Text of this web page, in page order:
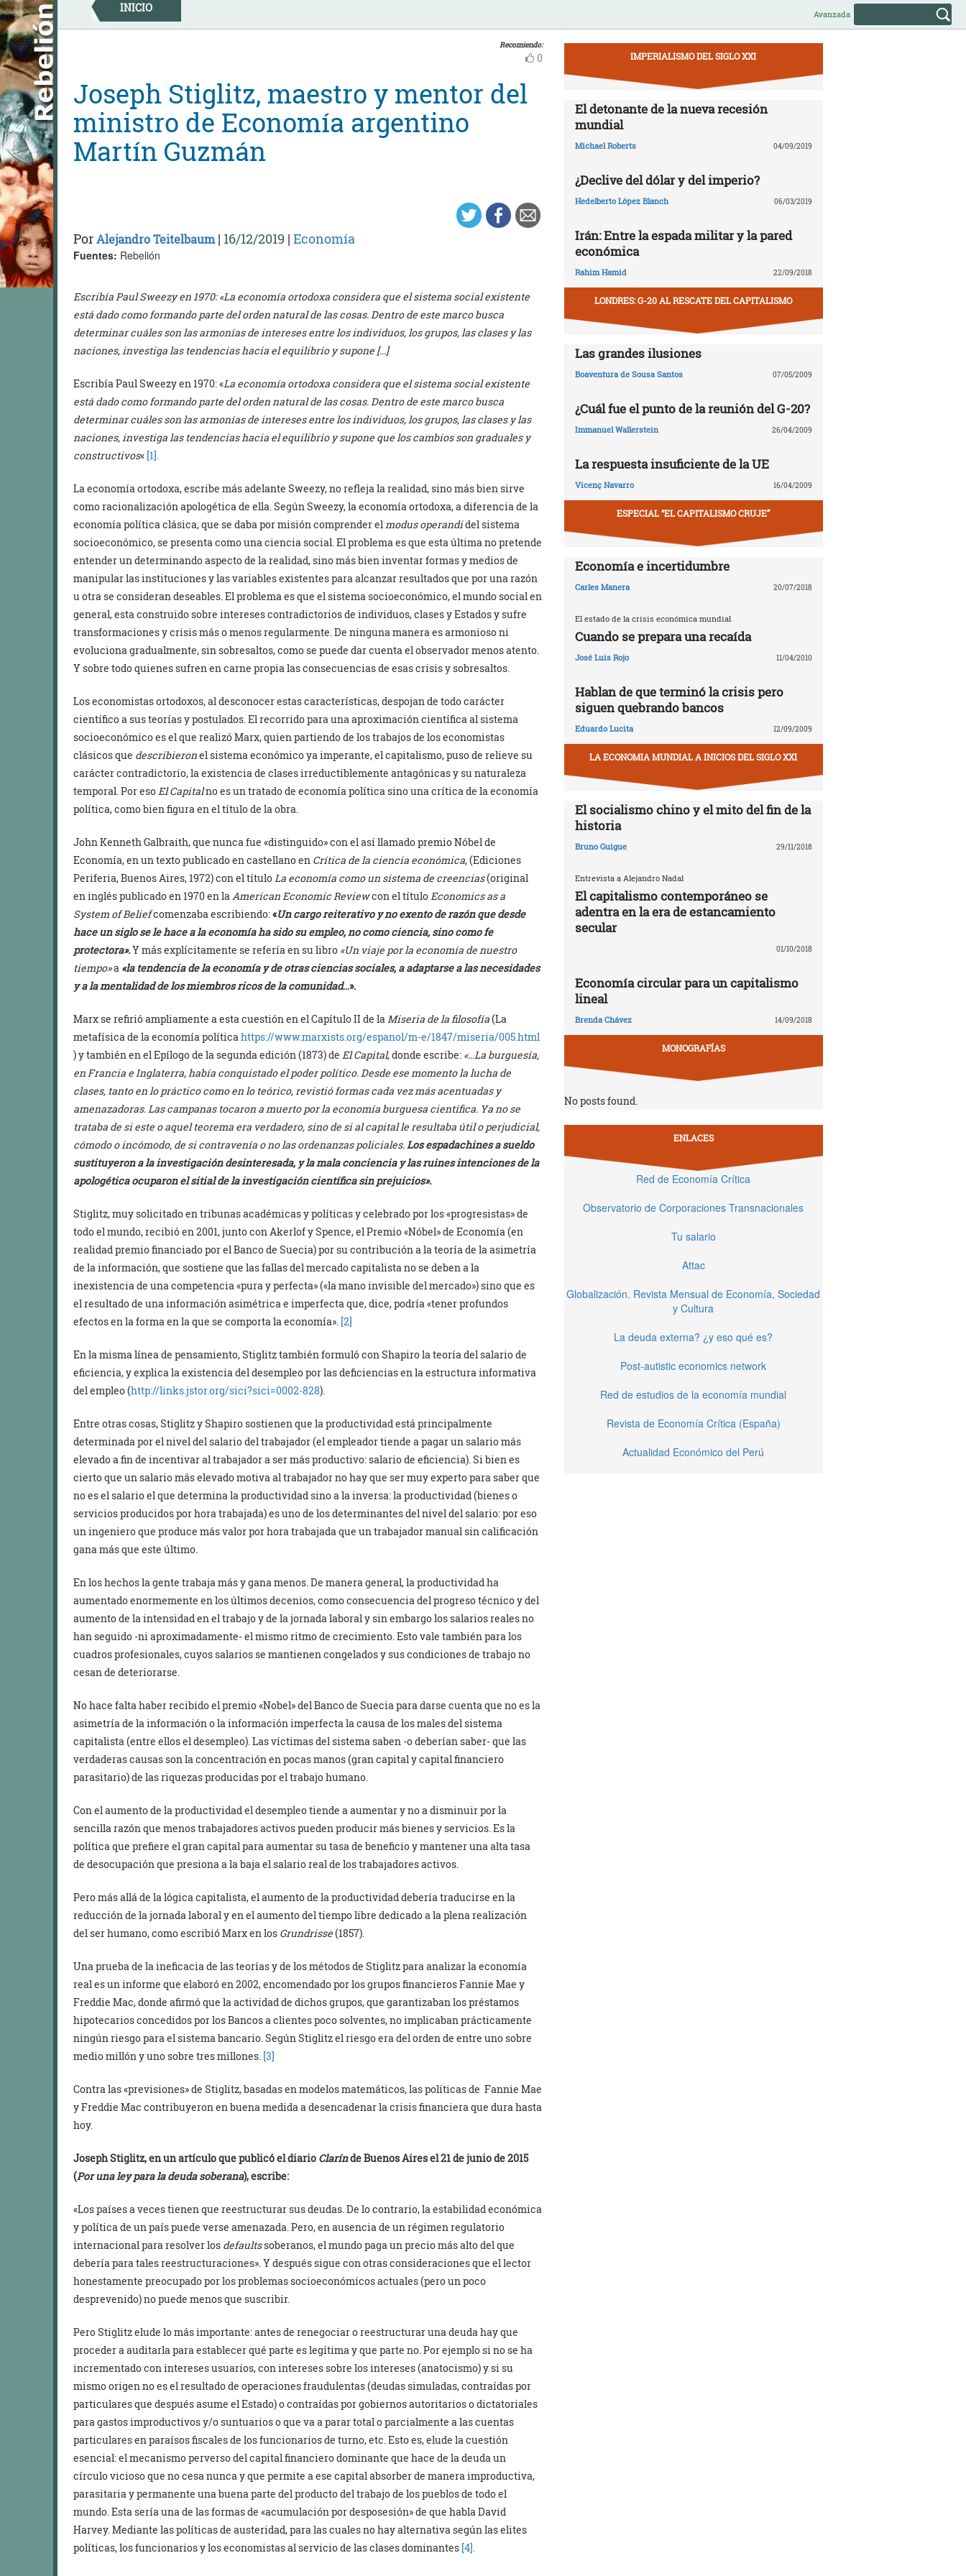
Skip
to
content
INICIO Avanzada
Recomiendo:
0
Joseph Stiglitz, maestro y mentor del
ministro de Economía argentino
Martín Guzmán
PorAlejandro Teitelbaum| 16/12/2019 | Economía
Fuentes: Rebelión
Escribía Paul Sweezy en 1970: «La economía ortodoxa considera que el sistema social existente
está dado como formando parte del orden natural de las cosas. Dentro de este marco busca
determinar cuáles son las armonías de intereses entre los individuos, los grupos, las clases y las
naciones, investiga las tendencias hacia el equilibrio y supone […]
Escribía Paul Sweezy en 1970: «La economía ortodoxa considera que el sistema social existente
está dado como formando parte del orden natural de las cosas. Dentro de este marco busca
determinar cuáles son las armonías de intereses entre los individuos, los grupos, las clases y las
naciones, investiga las tendencias hacia el equilibrio y supone que los cambios son graduales y
constructivos« [1].
La economía ortodoxa, escribe más adelante Sweezy, no refleja la realidad, sino más bien sirve
como racionalización apologética de ella. Según Sweezy, la economía ortodoxa, a diferencia de la
economía política clásica, que se daba por misión comprender elmodus operandidel sistema
socioeconómico, se presenta como una ciencia social. El problema es que esta última no pretende
entender un determinando aspecto de la realidad, sino más bien inventar formas y medios de
manipular las instituciones y las variables existentes para alcanzar resultados que por una razón
u otra se consideran deseables. El problema es que el sistema socioeconómico, el mundo social en
general, esta construido sobre intereses contradictorios de individuos, clases y Estados y sufre
transformaciones y crisis más o menos regularmente. De ninguna manera es armonioso ni
evoluciona gradualmente, sin sobresaltos, como se puede dar cuenta el observador menos atento.
Y sobre todo quienes sufren en carne propia las consecuencias de esas crisis y sobresaltos.
Los economistas ortodoxos, al desconocer estas características, despojan de todo carácter
científico a sus teorías y postulados. El recorrido para una aproximación científica al sistema
socioeconómico es el que realizó Marx, quien partiendo de los trabajos de los economistas
clásicos que describieronel sistema económico ya imperante, el capitalismo, puso de relieve su
carácter contradictorio, la existencia de clases irreductiblemente antagónicas y su naturaleza
temporal. Por esoEl Capitalno es un tratado de economía política sino una crítica de la economía
política, como bien figura en el título de la obra.
John Kenneth Galbraith, que nunca fue «distinguido» con el así llamado premio Nóbel de
Economía, en un texto publicado en castellano en Crítica de la ciencia económica, (Ediciones
Periferia, Buenos Aires, 1972) con el títuloLa economía como un sistema de creencias(original
en inglés publicado en 1970 en laAmerican Economic Reviewcon el títuloEconomics as a
System of Beliefcomenzaba escribiendo:«Un cargo reiterativo y no exento de razón que desde
hace un siglo se le hace a la economía ha sido su empleo, no como ciencia, sino como fe
protectora».Y más explícitamente se refería en su libro «Un viaje por la economía de nuestro
tiempo»a «la tendencia de la economía y de otras ciencias sociales, a adaptarse a las necesidades
y a la mentalidad de los miembros ricos de la comunidad…».
Marx se refirió ampliamente a esta cuestión en el Capítulo II de laMiseria de la filosofía(La
metafísica de la economía políticahttps://www.marxists.org/espanol/m-e/1847/miseria/005.html
) y también en el Epílogo de la segunda edición (1873) de El Capital, donde escribe: «…La burguesía,
en Francia e Inglaterra, había conquistado el poder político. Desde ese momento la lucha de
clases, tanto en lo práctico como en lo teórico, revistió formas cada vez más acentuadas y
amenazadoras. Las campanas tocaron a muerto por la economía burguesa científica. Ya no se
trataba de si este o aquel teorema era verdadero, sino de si al capital le resultaba útil o perjudicial,
cómodo o incómodo, de si contravenía o no las ordenanzas policiales.Los espadachines a sueldo
sustituyeron a la investigación desinteresada, y la mala conciencia y las ruines intenciones de la
apologética ocuparon el sitial de la investigación científica sin prejuicios».
Stiglitz, muy solicitado en tribunas académicas y políticas y celebrado por los «progresistas» de
todo el mundo, recibió en 2001, junto con Akerlof y Spence, el Premio «Nóbel» de Economía (en
realidad premio financiado por el Banco de Suecia) por su contribución a la teoría de la asimetría
de la información, que sostiene que las fallas del mercado capitalista no se deben a la
inexistencia de una competencia «pura y perfecta» («la mano invisible del mercado») sino que es
el resultado de una información asimétrica e imperfecta que, dice, podría «tener profundos
efectos en la forma en la que se comporta la economía». [2]
En la misma línea de pensamiento, Stiglitz también formuló con Shapiro la teoría del salario de
eficiencia, y explica la existencia del desempleo por las deficiencias en la estructura informativa
del empleo (http://links.jstor.org/sici?sici=0002-828).
Entre otras cosas, Stiglitz y Shapiro sostienen que la productividad está principalmente
determinada por el nivel del salario del trabajador (el empleador tiende a pagar un salario más
elevado a fin de incentivar al trabajador a ser más productivo: salario de eficiencia). Si bien es
cierto que un salario más elevado motiva al trabajador no hay que ser muy experto para saber que
no es el salario el que determina la productividad sino a la inversa: la productividad (bienes o
servicios producidos por hora trabajada) es uno de los determinantes del nivel del salario: por eso
un ingeniero que produce más valor por hora trabajada que un trabajador manual sin calificación
gana más que este último.
En los hechos la gente trabaja más y gana menos. De manera general, la productividad ha
aumentado enormemente en los últimos decenios, como consecuencia del progreso técnico y del
aumento de la intensidad en el trabajo y de la jornada laboral y sin embargo los salarios reales no
han seguido -ni aproximadamente- el mismo ritmo de crecimiento. Esto vale también para los
cuadros profesionales, cuyos salarios se mantienen congelados y sus condiciones de trabajo no
cesan de deteriorarse.
No hace falta haber recibido el premio «Nobel» del Banco de Suecia para darse cuenta que no es la
asimetría de la información o la información imperfecta la causa de los males del sistema
capitalista (entre ellos el desempleo). Las víctimas del sistema saben -o deberían saber- que las
verdaderas causas son la concentración en pocas manos (gran capital y capital financiero
parasitario) de las riquezas producidas por el trabajo humano.
Con el aumento de la productividad el desempleo tiende a aumentar y no a disminuir por la
sencilla razón que menos trabajadores activos pueden producir más bienes y servicios. Es la
política que prefiere el gran capital para aumentar su tasa de beneficio y mantener una alta tasa
de desocupación que presiona a la baja el salario real de los trabajadores activos.
Pero más allá de la lógica capitalista, el aumento de la productividad debería traducirse en la
reducción de la jornada laboral y en el aumento del tiempo libre dedicado a la plena realización
del ser humano, como escribió Marx en los Grundrisse(1857).
Una prueba de la ineficacia de las teorías y de los métodos de Stiglitz para analizar la economía
real es un informe que elaboró en 2002, encomendado por los grupos financieros Fannie Mae y
Freddie Mac, donde afirmó que la actividad de dichos grupos, que garantizaban los préstamos
hipotecarios concedidos por los Bancos a clientes poco solventes, no implicaban prácticamente
ningún riesgo para el sistema bancario. Según Stiglitz el riesgo era del orden de entre uno sobre
medio millón y uno sobre tres millones. [3]
Contra las «previsiones» de Stiglitz, basadas en modelos matemáticos, las políticas de Fannie Mae
y Freddie Mac contribuyeron en buena medida a desencadenar la crisis financiera que dura hasta
hoy.
Joseph Stiglitz, en un artículo que publicó el diario Clarínde Buenos Aires el 21 de junio de 2015
(Por una ley para la deuda soberana), escribe:
«Los países a veces tienen que reestructurar sus deudas. De lo contrario, la estabilidad económica
y política de un país puede verse amenazada. Pero, en ausencia de un régimen regulatorio
internacional para resolver los defaultssoberanos, el mundo paga un precio más alto del que
debería para tales reestructuraciones». Y después sigue con otras consideraciones que el lector
honestamente preocupado por los problemas socioeconómicos actuales (pero un poco
desprevenido) no puede menos que suscribir.
Pero Stiglitz elude lo más importante: antes de renegociar o reestructurar una deuda hay que
proceder a auditarla para establecer qué parte es legítima y que parte no. Por ejemplo si no se ha
incrementado con intereses usuarios, con intereses sobre los intereses (anatocismo) y si su
mismo origen no es el resultado de operaciones fraudulentas (deudas simuladas, contraídas por
particulares que después asume el Estado) o contraídas por gobiernos autoritarios o dictatoriales
para gastos improductivos y/o suntuarios o que va a parar total o parcialmente a las cuentas
particulares en paraísos fiscales de los funcionarios de turno, etc. Esto es, elude la cuestión
esencial: el mecanismo perverso del capital financiero dominante que hace de la deuda un
círculo vicioso que no cesa nunca y que permite a ese capital absorber de manera improductiva,
parasitaria y permanente una buena parte del producto del trabajo de los pueblos de todo el
mundo. Esta sería una de las formas de «acumulación por desposesión» de que habla David
Harvey. Mediante las políticas de austeridad, para las cuales no hay alternativa según las elites
políticas, los funcionarios y los economistas al servicio de las clases dominantes [4].
IMPERIALISMO DEL SIGLO XXI
El detonante de la nueva recesión
mundial
Michael Roberts 04/09/2019
¿Declive del dólar y del imperio?
Hedelberto López Blanch 06/03/2019
Irán: Entre la espada militar y la pared
económica
Rahim Hamid 22/09/2018
LONDRES: G-20 AL RESCATE DEL CAPITALISMO
Las grandes ilusiones
Boaventura de Sousa Santos 07/05/2009
¿Cuál fue el punto de la reunión del G-20?
Immanuel Wallerstein 26/04/2009
La respuesta insuficiente de la UE
Vicenç Navarro 16/04/2009
ESPECIAL “EL CAPITALISMO CRUJE”
Economía e incertidumbre
Carles Manera 20/07/2018
El estado de la crisis económica mundial
Cuando se prepara una recaída
José Luis Rojo 11/04/2010
Hablan de que terminó la crisis pero
siguen quebrando bancos
Eduardo Lucita 12/09/2009
LA ECONOMIA MUNDIAL A INICIOS DEL SIGLO XXI
El socialismo chino y el mito del fin de la
historia
Bruno Guigue 29/11/2018
Entrevista a Alejandro Nadal
El capitalismo contemporáneo se
adentra en la era de estancamiento
secular
01/10/2018
Economía circular para un capitalismo
lineal
Brenda Chávez 14/09/2018
MONOGRAFÍAS
No posts found.
ENLACES
Red de Economía Crítica
Observatorio de Corporaciones Transnacionales
Tu salario
Attac
Globalización. Revista Mensual de Economía, Sociedad
y Cultura
La deuda externa? ¿y eso qué es?
Post-autistic economics network
Red de estudios de la economía mundial
Revista de Economía Crítica (España)
Actualidad Económico del Perú